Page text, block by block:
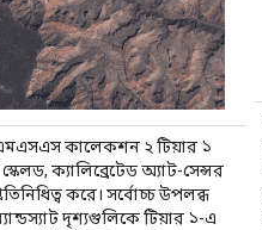
এমএসএস কালেকশন ২ টিয়ার ১
ক্যালিব্রেটেড অ্যাট-সেন্সর
করে। সর্বোচ্চ উপলব্ধ
দৃশ্যগুলিকে টিয়ার ১-এ